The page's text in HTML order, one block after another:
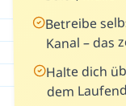
Betreibe
Kanal – das
Halte dich
dem